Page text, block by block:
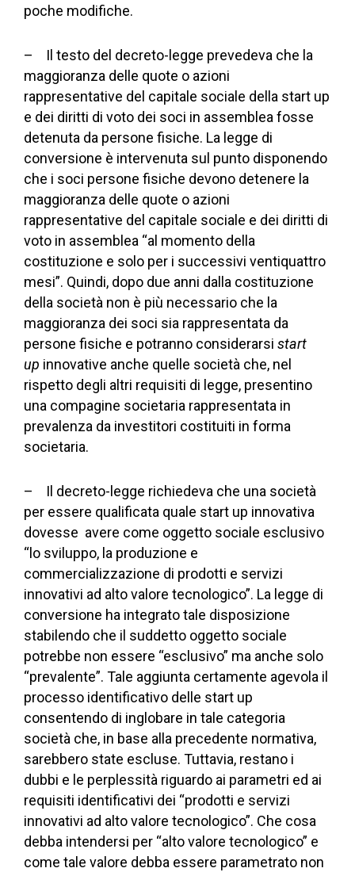
poche modifiche.
– Il testo del decreto-legge prevedeva che la
maggioranza delle quote o azioni
rappresentative del capitale sociale della start up
e dei diritti di voto dei soci in assemblea fosse
detenuta da persone fisiche. La legge di
conversione è intervenuta sul punto disponendo
che i soci persone fisiche devono detenere la
maggioranza delle quote o azioni
rappresentative del capitale sociale e dei diritti di
voto in assemblea “al momento della
costituzione e solo per i successivi ventiquattro
mesi”. Quindi, dopo due anni dalla costituzione
della società non è più necessario che la
maggioranza dei soci sia rappresentata da
persone fisiche e potranno considerarsi start
up innovative anche quelle società che, nel
rispetto degli altri requisiti di legge, presentino
una compagine societaria rappresentata in
prevalenza da investitori costituiti in forma
societaria.
– Il decreto-legge richiedeva che una società
per essere qualificata quale start up innovativa
dovesse avere come oggetto sociale esclusivo
“lo sviluppo, la produzione e
commercializzazione di prodotti e servizi
innovativi ad alto valore tecnologico”. La legge di
conversione ha integrato tale disposizione
stabilendo che il suddetto oggetto sociale
potrebbe non essere “esclusivo” ma anche solo
“prevalente”. Tale aggiunta certamente agevola il
processo identificativo delle start up
consentendo di inglobare in tale categoria
società che, in base alla precedente normativa,
sarebbero state escluse. Tuttavia, restano i
dubbi e le perplessità riguardo ai parametri ed ai
requisiti identificativi dei “prodotti e servizi
innovativi ad alto valore tecnologico”. Che cosa
debba intendersi per “alto valore tecnologico” e
come tale valore debba essere parametrato non